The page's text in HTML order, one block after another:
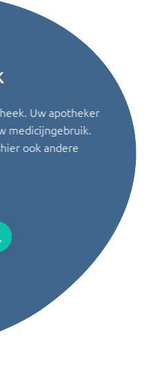
Uw apotheker
medicijngebruik.
ook andere